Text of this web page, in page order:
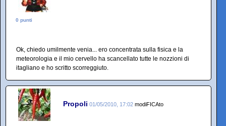
0 punti
Ok, chiedo umilmente venia... ero concentrata sulla fisica e la
meteorologia e il mio cervello ha scancellato tutte le nozzioni di
itagliano e ho scritto scorreggiuto.
Propoli 01/05/2010, 17:02 modiFICAto